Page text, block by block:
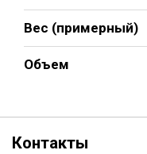
Вес (примерный)
Объем
Контакты